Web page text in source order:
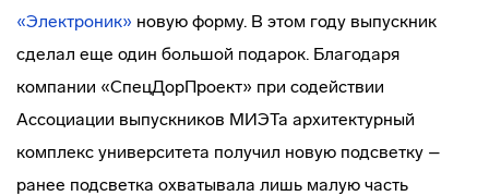
«Электроник» новую форму. В этом году выпускник
сделал еще один большой подарок. Благодаря
компании «СпецДорПроект» при содействии
Ассоциации выпускников МИЭТа архитектурный
комплекс университета получил новую подсветку –
ранее подсветка охватывала лишь малую часть